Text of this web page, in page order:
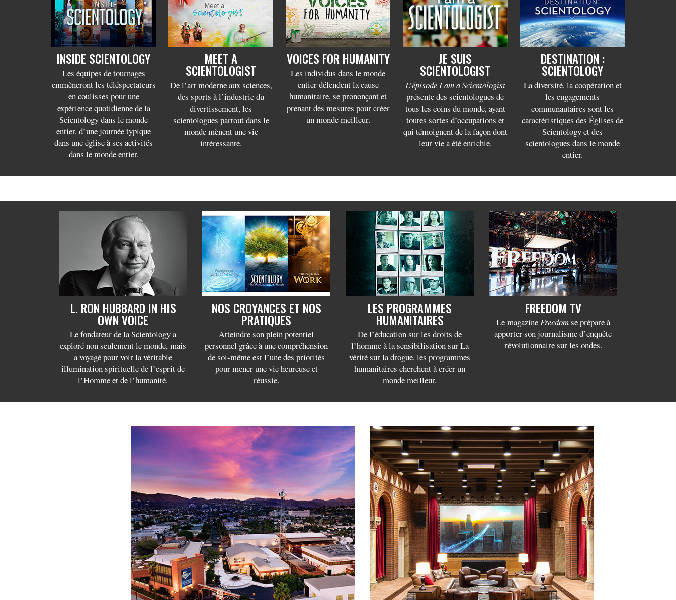
INSIDE SCIENTOLOGY
Les équipes de tournages
emmèneront les téléspectateurs
en coulisses pour une
expérience quotidienne de la
Scientology dans le monde
entier, d’une journée typique
dans une église à ses activités
dans le monde entier.
MEET A
SCIENTOLOGIST
De l’art moderne aux sciences,
des sports à l’industrie du
divertissement, les
scientologues partout dans le
monde mènent une vie
intéressante.
VOICES FOR HUMANITY
Les individus dans le monde
entier défendent la cause
humanitaire, se prononçant et
prenant des mesures pour créer
un monde meilleur.
JE SUIS
SCIENTOLOGIST
L’épisode I am a Scientologist
présente des scientologues de
tous les coins du monde, ayant
toutes sortes d’occupations et
qui témoignent de la façon dont
leur vie a été enrichie.
DESTINATION :
SCIENTOLOGY
La diversité, la coopération et
les engagements
communautaires sont les
caractéristiques des Églises de
Scientology et des
scientologues dans le monde
entier.
L. RON HUBBARD IN HIS
OWN VOICE
Le fondateur de la Scientology a
exploré non seulement le monde, mais
a voyagé pour voir la véritable
illumination spirituelle de l’esprit de
l’Homme et de l’humanité.
NOS CROYANCES ET NOS
PRATIQUES
Atteindre son plein potentiel
personnel grâce à une compréhension
de soi-même est l’une des priorités
pour mener une vie heureuse et
réussie.
LES PROGRAMMES
HUMANITAIRES
De l’éducation sur les droits de
l’homme à la sensibilisation sur La
vérité sur la drogue, les programmes
humanitaires cherchent à créer un
monde meilleur.
FREEDOM TV
Le magazineFreedomse prépare à
apporter son journalisme d’enquête
révolutionnaire sur les ondes.